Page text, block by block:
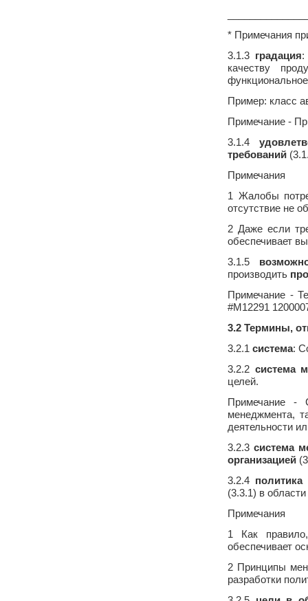
* Примечания
3.1.3 градация:
качеству
Пример: класс
Примечание -
3.1.4
требований
Примечания
1 Жалобы
отсутствие не
2 Даже если
обеспечивает
3.1.5
производить
Примечание -
#M12291
3.2 Термины,
3.2.1 система:
3.2.2 система
целей.
Примечание -
менеджмента,
деятельности
3.2.3 система
организацией
3.2.4 политика
(3.3.1) в области
Примечания
1 Как
обеспечивает
2 Принципы
разработки